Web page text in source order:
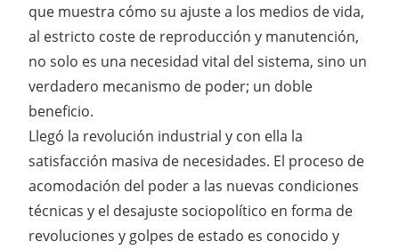
que muestra cómo su ajuste a los medios de vida,
al estricto coste de reproducción y manutención,
no solo es una necesidad vital del sistema, sino un
verdadero mecanismo de poder; un doble
beneficio.
Llegó la revolución industrial y con ella la
satisfacción masiva de necesidades. El proceso de
acomodación del poder a las nuevas condiciones
técnicas y el desajuste sociopolítico en forma de
revoluciones y golpes de estado es conocido y